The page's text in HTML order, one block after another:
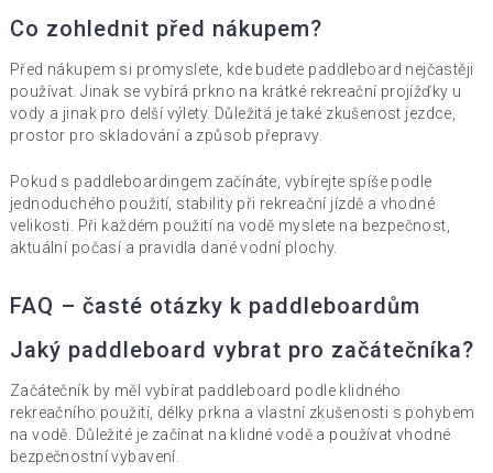
Co zohlednit před nákupem?
Před nákupem si promyslete, kde budete paddleboard nejčastěji
používat. Jinak se vybírá prkno na krátké rekreační projížďky u
vody a jinak pro delší výlety. Důležitá je také zkušenost jezdce,
prostor pro skladování a způsob přepravy.
Pokud s paddleboardingem začínáte, vybírejte spíše podle
jednoduchého použití, stability při rekreační jízdě a vhodné
velikosti. Při každém použití na vodě myslete na bezpečnost,
aktuální počasí a pravidla dané vodní plochy.
FAQ – časté otázky k paddleboardům
Jaký paddleboard vybrat pro začátečníka?
Začátečník by měl vybírat paddleboard podle klidného
rekreačního použití, délky prkna a vlastní zkušenosti s pohybem
na vodě. Důležité je začínat na klidné vodě a používat vhodné
bezpečnostní vybavení.